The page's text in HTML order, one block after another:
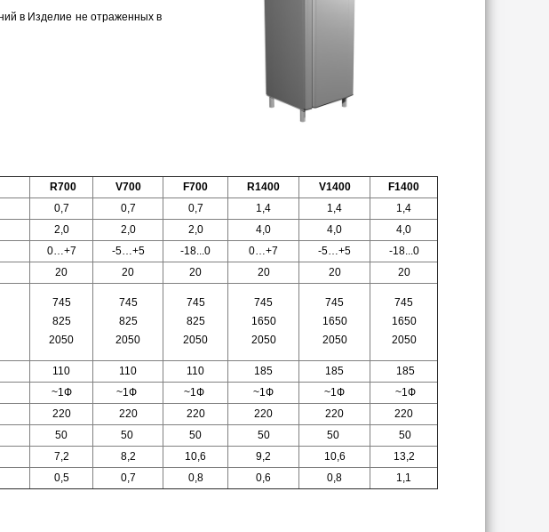
в Изделие не отраженных в
R700 V700 F700 R1400 V1400
F1400
0,7 0,7 0,7 1,4 1,4
1,4
2,0 2,0 2,0 4,0 4,0
4,0
0…+7 -5…+5 -18...0 0…+7 -5…+5
-18...0
20 20 20 20 20
20
745
825
2050
745
825
2050
745
825
2050
745
1650
2050
745
1650
2050
745
1650
2050
110 110 110 185 185
185
~1Ф ~1Ф ~1Ф ~1Ф ~1Ф
~1Ф
220 220 220 220 220
220
50 50 50 50 50
50
7,2 8,2 10,6 9,2 10,6
13,2
0,5 0,7 0,8 0,6 0,8 1,1